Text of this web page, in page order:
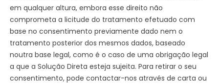
em qualquer altura, embora esse direito não
comprometa a licitude do tratamento efetuado com
base no consentimento previamente dado nem o
tratamento posterior dos mesmos dados, baseado
noutra base legal, como é o caso de uma obrigação legal
a que a Solução Direta esteja sujeita. Para retirar o seu
consentimento, pode contactar-nos através de carta ou